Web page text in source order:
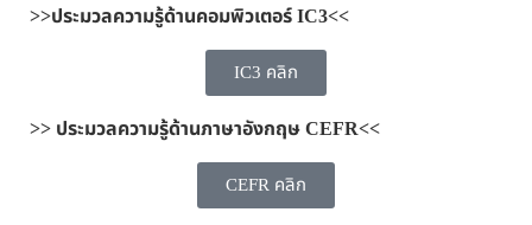
>>ประมวลความรู้ด้านคอมพิวเตอร์ IC3<<
IC3 คลิก
>> ประมวลความรู้ด้านภาษาอังกฤษ CEFR<<
CEFR คลิก